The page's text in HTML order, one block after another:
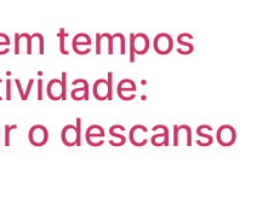
tempos
o descanso